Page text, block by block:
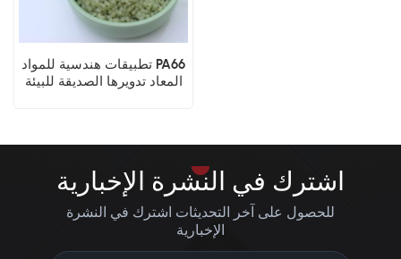
تطبيقات هندسية للمواد PA66
المعاد تدويرها الصديقة للبيئة
اشترك في النشرة الإخبارية
للحصول على آخر التحديثات اشترك في النشرة
الإخبارية